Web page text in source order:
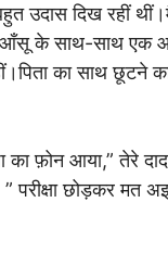
उदास दिख रहीं
आँसू के साथ-साथ एक
का साथ छूटने
फ़ोन आया,” तेरे
छोड़कर मत